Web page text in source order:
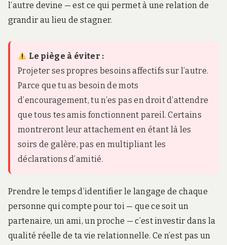
l’autre devine — est ce qui permet à une relation de
grandir au lieu de stagner.
Le piège à éviter :
Projeter ses propres besoins affectifs sur l’autre.
Parce que tu as besoin de mots
d’encouragement, tu n’es pas en droit d’attendre
que tous tes amis fonctionnent pareil. Certains
montreront leur attachement en étant là les
soirs de galère, pas en multipliant les
déclarations d’amitié.
Prendre le temps d’identifier le langage de chaque
personne qui compte pour toi — que ce soit un
partenaire, un ami, un proche — c’est investir dans la
qualité réelle de ta vie relationnelle. Ce n’est pas un